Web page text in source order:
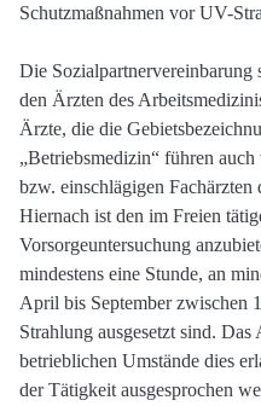
Schutzmaßnahmen vor UV-
Die Sozialpartnervereinbarung
den Ärzten des
Ärzte, die die
„Betriebsmedizin“ führen
bzw. einschlägigen
Hiernach ist den im Freien
Vorsorgeuntersuchung
mindestens eine Stunde, an
April bis September zwischen
Strahlung ausgesetzt sind.
betrieblichen Umstände dies
der Tätigkeit ausgesprochen